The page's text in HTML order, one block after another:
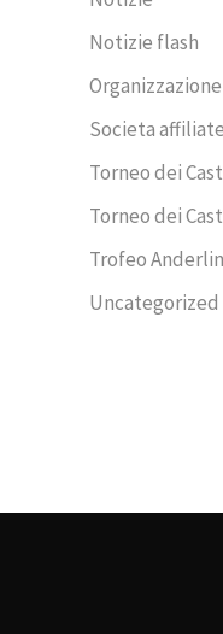
Notizie flash
Organizzazione
Societa affiliate
Torneo dei
Torneo dei
Trofeo
Uncategorized